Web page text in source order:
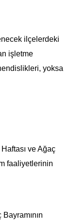
ilçelerdeki
işletme
yoksa
ve Ağaç
faaliyetlerinin